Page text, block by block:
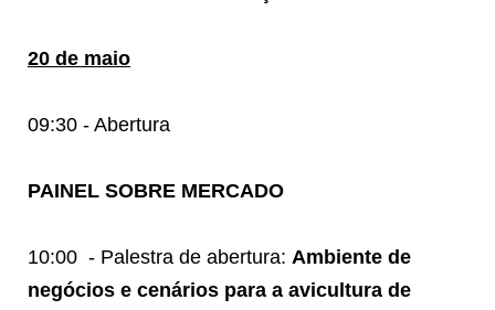
20 de maio
09:30 - Abertura
PAINEL SOBRE MERCADO
10:00 - Palestra de abertura: Ambiente de
negócios e cenários para a avicultura de